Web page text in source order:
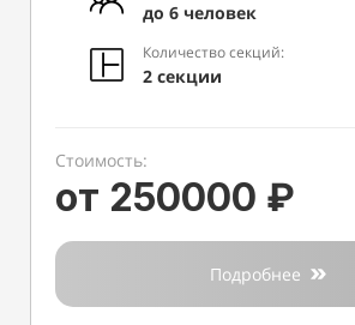
до 6 человек
Количество секций:
2 секции
Стоимость:
от 250000 ₽
Подробнее